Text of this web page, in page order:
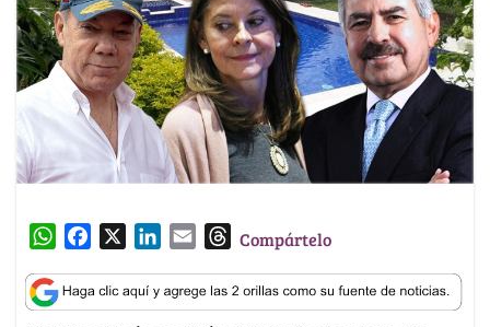
W
a
t
c
e
n
k
a
i
T
r
e
Compártelo